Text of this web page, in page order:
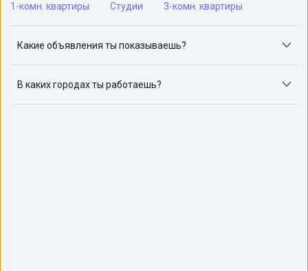
1-комн. квартиры
Студии 3-комн. квартиры
Какие объявления ты показываешь?
объявлений: ЦИАН, Домклик, Яндекс.Недвижимость,
Авито, Самолет.Плюс.
В каких городах ты работаешь?